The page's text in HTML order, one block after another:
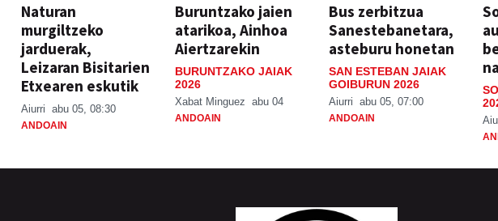
Naturan
murgiltzeko
jarduerak,
Leizaran Bisitarien
Etxearen eskutik
Aiurri abu 05, 08:30
ANDOAIN
Buruntzako jaien
atarikoa, Ainhoa
Aiertzarekin
BURUNTZAKO JAIAK
2026
Xabat Minguez abu 04
ANDOAIN
Bus zerbitzua
Sanestebanetara,
asteburu honetan
SAN ESTEBAN JAIAK
GOIBURUN 2026
Aiurri abu 05, 07:00
ANDOAIN